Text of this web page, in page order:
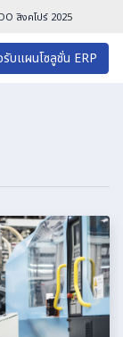
สิงคโปร์ 2025
รับแผนโซลูชั่น ERP